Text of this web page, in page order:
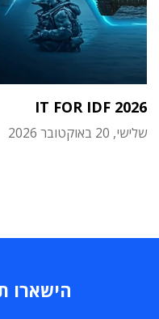
IT FOR IDF 2026
שלישי, 20 באוקטובר 2026
הישארו